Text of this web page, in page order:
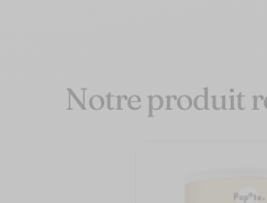
Notre produit